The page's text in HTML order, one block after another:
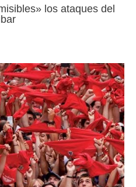
los ataques del